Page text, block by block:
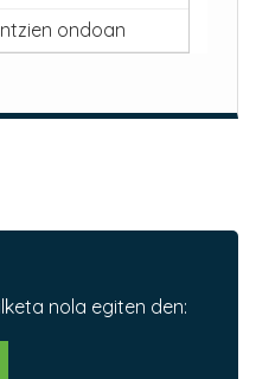
ondoan
nola egiten den: